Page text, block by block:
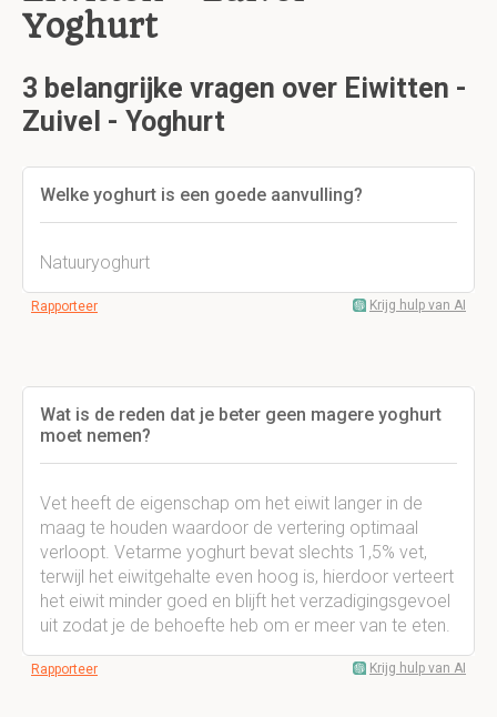
Yoghurt
3 belangrijke vragen over Eiwitten -
Zuivel - Yoghurt
Welke yoghurt is een goede aanvulling?
Natuuryoghurt
Rapporteer Krijg hulp van AI
Wat is de reden dat je beter geen magere yoghurt
moet nemen?
Vet heeft de eigenschap om het eiwit langer in de
maag te houden waardoor de vertering optimaal
verloopt. Vetarme yoghurt bevat slechts 1,5% vet,
terwijl het eiwitgehalte even hoog is, hierdoor verteert
het eiwit minder goed en blijft het verzadigingsgevoel
uit zodat je de behoefte heb om er meer van te eten.
Rapporteer Krijg hulp van AI